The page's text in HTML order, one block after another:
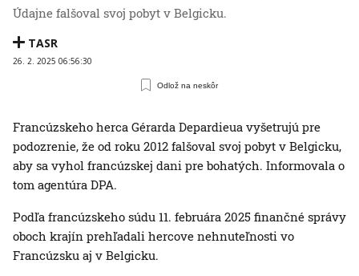
Údajne falšoval svoj pobyt v Belgicku.
TASR
26. 2. 2025 06:56:30
Odlož na neskôr
Francúzskeho herca Gérarda Depardieua vyšetrujú pre
podozrenie, že od roku 2012 falšoval svoj pobyt v Belgicku,
aby sa vyhol francúzskej dani pre bohatých. Informovala o
tom agentúra DPA.
Podľa francúzskeho súdu 11. februára 2025 finančné správy
oboch krajín prehľadali hercove nehnuteľnosti vo
Francúzsku aj v Belgicku.